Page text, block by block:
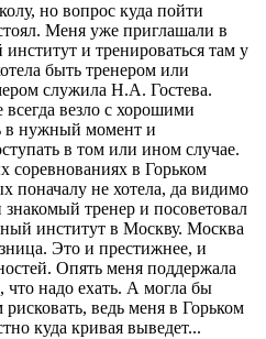
но вопрос куда пойти
Меня уже приглашали в
и тренироваться там у
быть тренером или
служила Н.А. Гостева.
везло с хорошими
в нужный момент и
в том или ином случае.
соревнованиях в Горьком
поначалу не хотела, да видимо
тренер и посоветовал
институт в Москву. Москва
Это и престижнее, и
Опять меня поддержала
что надо ехать. А могла бы
ведь меня в Горьком
куда кривая выведет...